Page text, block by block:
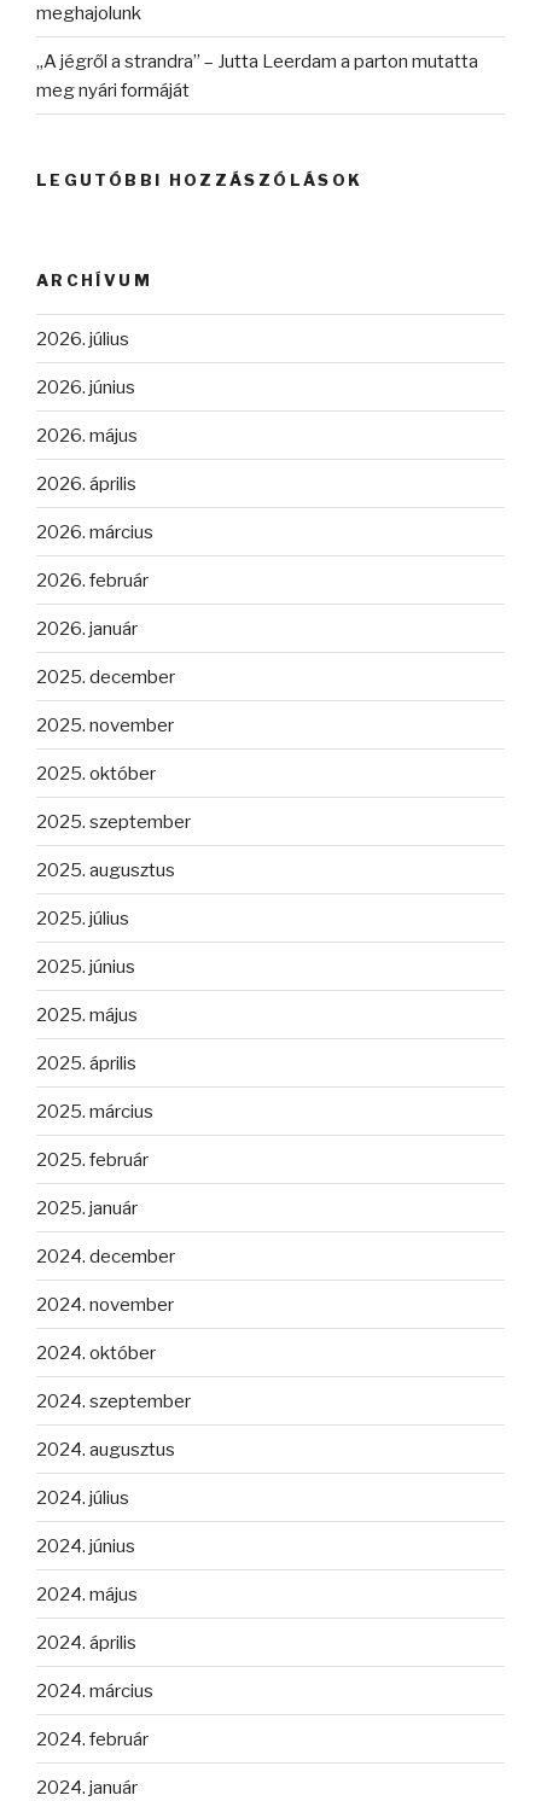
meghajolunk
„A jégről a strandra” – Jutta Leerdam a parton mutatta
meg nyári formáját
LEGUTÓBBI HOZZÁSZÓLÁSOK
ARCHÍVUM
2026. július
2026. június
2026. május
2026. április
2026. március
2026. február
2026. január
2025. december
2025. november
2025. október
2025. szeptember
2025. augusztus
2025. július
2025. június
2025. május
2025. április
2025. március
2025. február
2025. január
2024. december
2024. november
2024. október
2024. szeptember
2024. augusztus
2024. július
2024. június
2024. május
2024. április
2024. március
2024. február
2024. január